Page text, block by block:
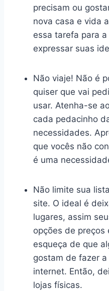
precisam ou
nova casa e vida
essa tarefa para
expressar suas
Não viaje! Não é
quiser que vai
usar. Atenha-se
cada pedacinho
necessidades.
que vocês não
é uma
Não limite sua
site. O ideal é
lugares, assim
opções de preços
esqueça de que
gostam de fazer
internet. Então,
lojas físicas.